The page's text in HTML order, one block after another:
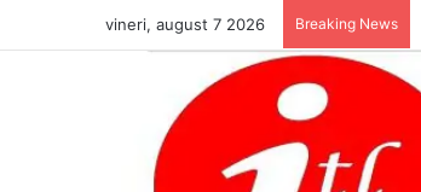
vineri, august 7 2026 Breaking News